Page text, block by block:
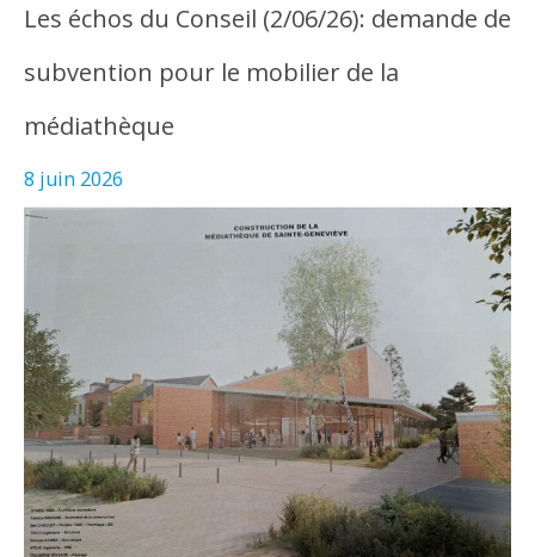
Les échos du Conseil (2/06/26): demande de
subvention pour le mobilier de la
médiathèque
8 juin 2026